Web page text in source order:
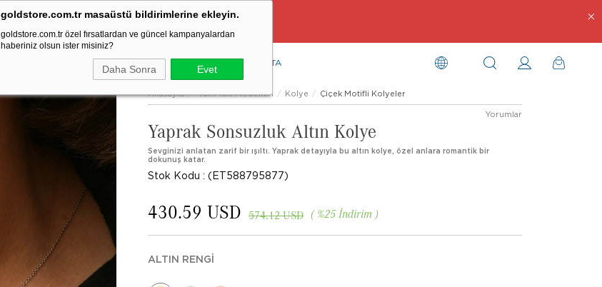
goldstore.com.tr masaüstü bildirimlerine ekleyin.
goldstore.com.tr özel fırsatlardan ve güncel kampanyalardan
haberiniz olsun ister misiniz?
Daha Sonra Evet
Ücretsiz Aynı Gün Kargo Fırsatı
BİLEKLİK RENKLİ TAŞLAR PIRLANTA
Anasayfa Tüm Takı Modelleri Kolye Çiçek Motifli Kolyeler
Yaprak Sonsuzluk Altın Kolye
Yorumlar
Sevginizi anlatan zarif bir ışıltı. Yaprak detayıyla bu altın kolye, özel anlara romantik bir
dokunuş katar.
Stok Kodu (ET588795877)
%25 İndirim
574.12 USD
430.59 USD
ALTIN RENGI